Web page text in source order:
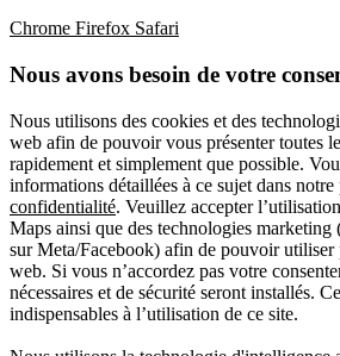
Chrome Firefox Safari
Nous avons besoin de votre
Nous utilisons des cookies et des
web afin de pouvoir vous présenter toutes
rapidement et simplement que possible.
informations détaillées à ce sujet dans notre
confidentialité. Veuillez accepter
Maps ainsi que des technologies
sur Meta/Facebook) afin de pouvoir utiliser
web. Si vous n’accordez pas votre
nécessaires et de sécurité seront installés.
indispensables à l’utilisation de ce site.